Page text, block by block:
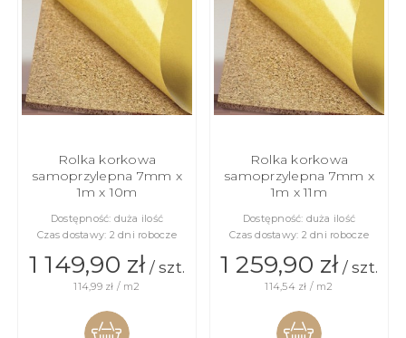
Rolka korkowa
samoprzylepna 7mm x
1m x 10m
Dostępność: duża ilość
Czas dostawy: 2 dni robocze
1 149,90 zł/ szt.
114,99 zł / m2
Rolka korkowa
samoprzylepna 7mm x
1m x 11m
Dostępność: duża ilość
Czas dostawy: 2 dni robocze
1 259,90 zł/ szt.
114,54 zł / m2